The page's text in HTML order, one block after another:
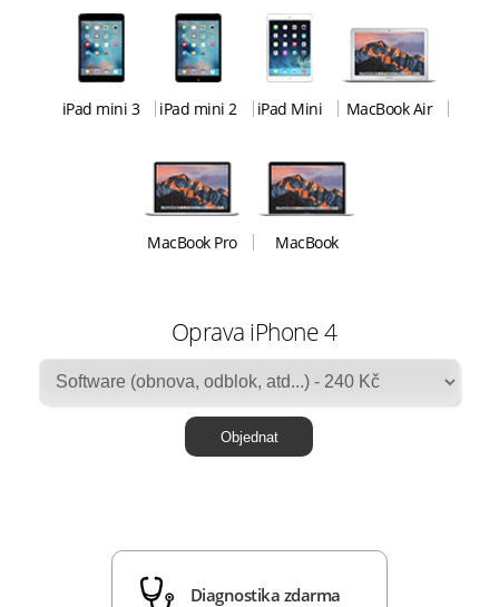
iPad mini 3 iPad mini 2 iPad Mini MacBook Air
MacBook Pro MacBook
Oprava iPhone 4
Diagnostika zdarma